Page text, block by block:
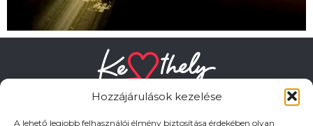
Hozzájárulások kezelése
A lehető legjobb felhasználói élmény biztosítása érdekében olyan